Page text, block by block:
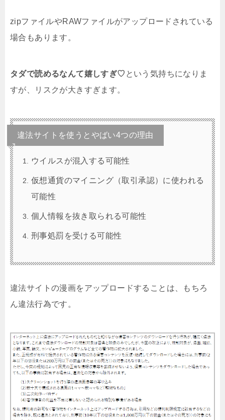
zipファイルやRAWファイルがアップロードされている
場合もあります。
タダで読めるなんて嬉しすぎ♡ という気持ちになりま
すが、リスクが大きすぎます。
違法サイトを使うとやばい4つの理由
ウイルスが混入する可能性
仮想通貨のマイニング（取引承認）に使われる
可能性
個人情報を抜き取られる可能性
刑事処罰を受ける可能性
違法サイトの漫画をアップロードすることは、もちろ
ん違法行為です。